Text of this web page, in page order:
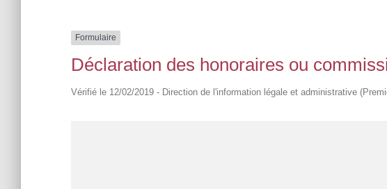
Formulaire
Déclaration des honoraires ou
Vérifié le 12/02/2019 - Direction de l'information légale et administrative